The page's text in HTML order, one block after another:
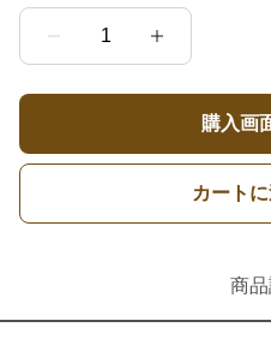
1
購入画
カート
商